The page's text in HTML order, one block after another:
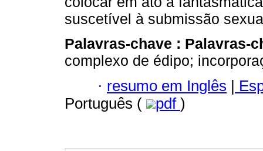
suscetível à submissão
Palavras-chave : Palavras-
complexo de édipo;
· resumo em Inglês |
Português (
pdf )